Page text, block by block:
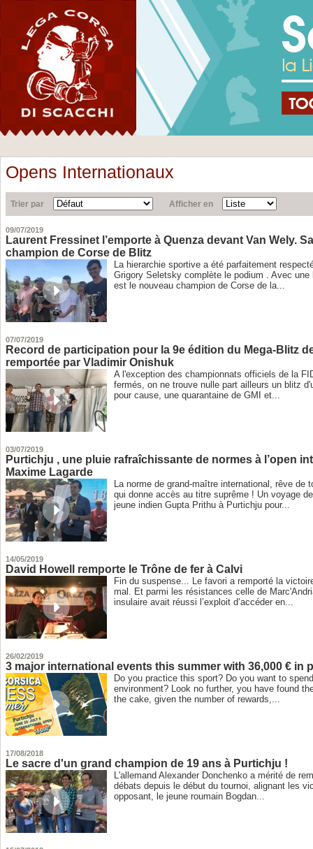
Opens Internationaux
Trier par Afficher en
09/07/2019
Laurent Fressinet l’emporte à Quenza devant Van Wely.
champion de Corse de Blitz
La hierarchie sportive a été parfaitement
Grigory Seletsky complète le podium . Avec
est le nouveau champion de Corse de la...
07/07/2019
Record de participation pour la 9e édition du Mega-Blitz
remportée par Vladimir Onishuk
A l'exception des championnats officiels de la
fermés, on ne trouve nulle part ailleurs un blitz
pour cause, une quarantaine de GMI et...
03/07/2019
Purtichju , une pluie rafraîchissante de normes à l’open
Maxime Lagarde
La norme de grand-maître international, rêve de
qui donne accès au titre suprême ! Un voyage
jeune indien Gupta Prithu à Purtichju pour...
14/05/2019
David Howell remporte le Trône de fer à Calvi
Fin du suspense... Le favori a remporté la
mal. Et parmi les résistances celle de
insulaire avait réussi l’exploit d’accéder en...
26/02/2019
3 major international events this summer with 36,000 € in
Do you practice this sport? Do you want to
environment? Look no further, you have found
the cake, given the number of rewards,...
17/08/2018
Le sacre d'un grand champion de 19 ans à Purtichju !
L'allemand Alexander Donchenko a mérité de
débats depuis le début du tournoi, alignant les
opposant, le jeune roumain Bogdan...